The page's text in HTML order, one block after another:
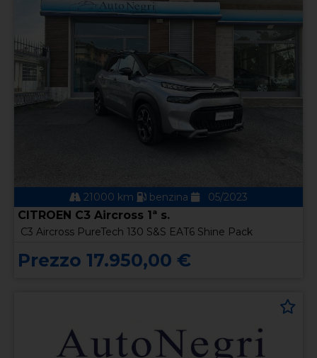
21000 km benzina 05/2023
CITROEN C3 Aircross 1ª s.
C3 Aircross PureTech 130 S&S EAT6 Shine Pack
Prezzo 17.950,00 €